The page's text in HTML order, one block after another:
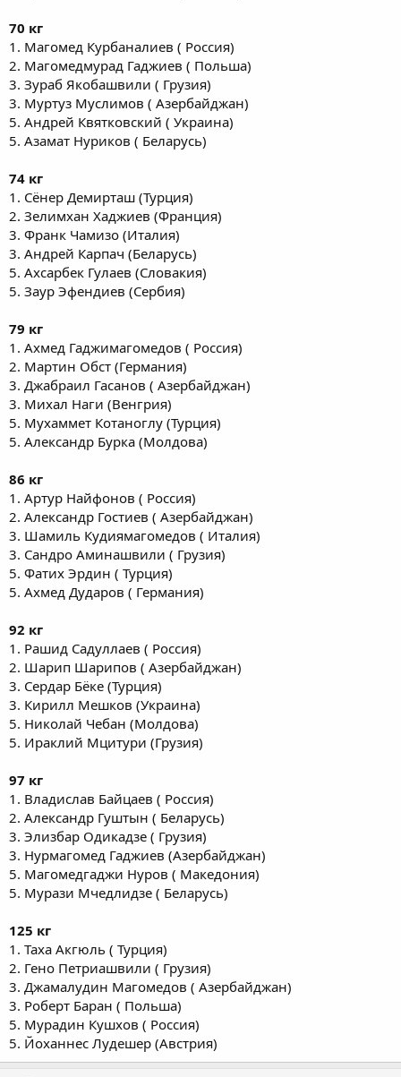
70 кг
1. Магомед Курбаналиев ( Россия)
2. Магомедмурад Гаджиев ( Польша)
3. Зураб Якобашвили ( Грузия)
3. Муртуз Муслимов ( Азербайджан)
5. Андрей Квятковский ( Украина)
5. Азамат Нуриков ( Беларусь)
74 кг
1. Сёнер Демирташ (Турция)
2. Зелимхан Хаджиев (Франция)
3. Франк Чамизо (Италия)
3. Андрей Карпач (Беларусь)
5. Ахсарбек Гулаев (Словакия)
5. Заур Эфендиев (Сербия)
79 кг
1. Ахмед Гаджимагомедов ( Россия)
2. Мартин Обст (Германия)
3. Джабраил Гасанов ( Азербайджан)
3. Михал Наги (Венгрия)
5. Мухаммет Котаноглу (Турция)
5. Александр Бурка (Молдова)
86 кг
1. Артур Найфонов ( Россия)
2. Александр Гостиев ( Азербайджан)
3. Шамиль Кудиямагомедов ( Италия)
3. Сандро Аминашвили ( Грузия)
5. Фатих Эрдин ( Турция)
5. Ахмед Дударов ( Германия)
92 кг
1. Рашид Садуллаев ( Россия)
2. Шарип Шарипов ( Азербайджан)
3. Сердар Бёке (Турция)
3. Кирилл Мешков (Украина)
5. Николай Чебан (Молдова)
5. Ираклий Мцитури (Грузия)
97 кг
1. Владислав Байцаев ( Россия)
2. Александр Гуштын ( Беларусь)
3. Элизбар Одикадзе ( Грузия)
3. Нурмагомед Гаджиев (Азербайджан)
5. Магомедгаджи Нуров ( Македония)
5. Мурази Мчедлидзе ( Беларусь)
125 кг
1. Таха Акгюль ( Турция)
2. Гено Петриашвили ( Грузия)
3. Джамалудин Магомедов ( Азербайджан)
3. Роберт Баран ( Польша)
5. Мурадин Кушхов ( Россия)
5. Йоханнес Лудешер (Австрия)